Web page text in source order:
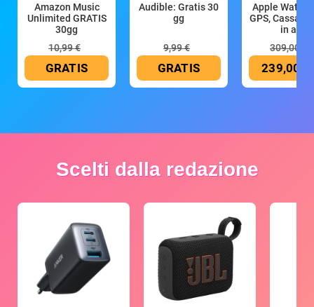
Amazon Music
Unlimited GRATIS
30gg
10,99 €
GRATIS
Audible: Gratis 30
gg
9,99 €
GRATIS
Apple Watch
GPS, Cassa
in all
309,00 €
239,00 €
Scelti dalla redazione